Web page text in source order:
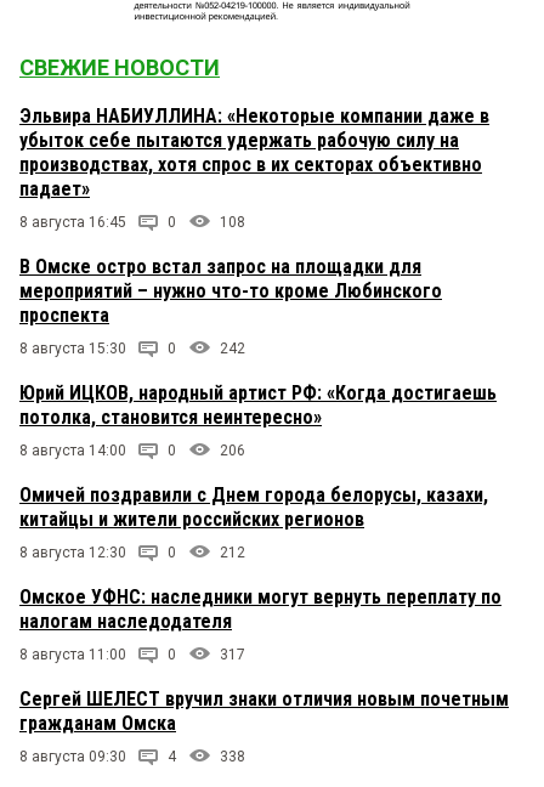
СВЕЖИЕ НОВОСТИ
Эльвира НАБИУЛЛИНА: «Некоторые компании даже в
убыток себе пытаются удержать рабочую силу на
производствах, хотя спрос в их секторах объективно
падает»
8 августа 16:45 0 108
В Омске остро встал запрос на площадки для
мероприятий – нужно что-то кроме Любинского
проспекта
8 августа 15:30 0 242
Юрий ИЦКОВ, народный артист РФ: «Когда достигаешь
потолка, становится неинтересно»
8 августа 14:00 0 206
Омичей поздравили с Днем города белорусы, казахи,
китайцы и жители российских регионов
8 августа 12:30 0 212
Омское УФНС: наследники могут вернуть переплату по
налогам наследодателя
8 августа 11:00 0 317
Сергей ШЕЛЕСТ вручил знаки отличия новым почетным
гражданам Омска
8 августа 09:30 4 338